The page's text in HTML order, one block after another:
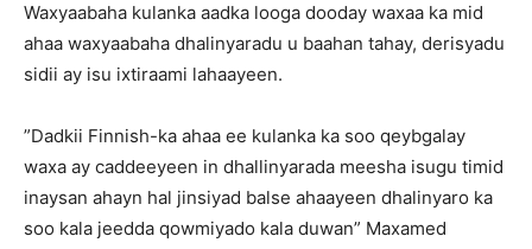
Waxyaabaha kulanka aadka looga dooday waxaa ka mid
ahaa waxyaabaha dhalinyaradu u baahan tahay, derisyadu
sidii ay isu ixtiraami lahaayeen.
”Dadkii Finnish-ka ahaa ee kulanka ka soo qeybgalay
waxa ay caddeeyeen in dhallinyarada meesha isugu timid
inaysan ahayn hal jinsiyad balse ahaayeen dhalinyaro ka
soo kala jeedda qowmiyado kala duwan” Maxamed